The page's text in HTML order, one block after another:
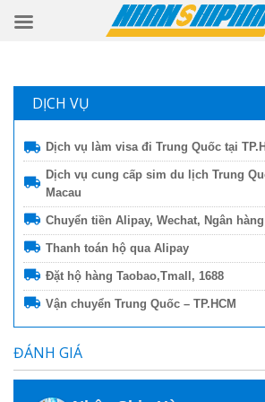
DỊCH VỤ
Dịch vụ làm visa đi Trung Quốc tại
Dịch vụ cung cấp sim du lịch Trung
Macau
Chuyển tiền Alipay, Wechat, Ngân
Thanh toán hộ qua Alipay
Đặt hộ hàng Taobao,Tmall, 1688
Vận chuyển Trung Quốc – TP.HCM
ĐÁNH GIÁ